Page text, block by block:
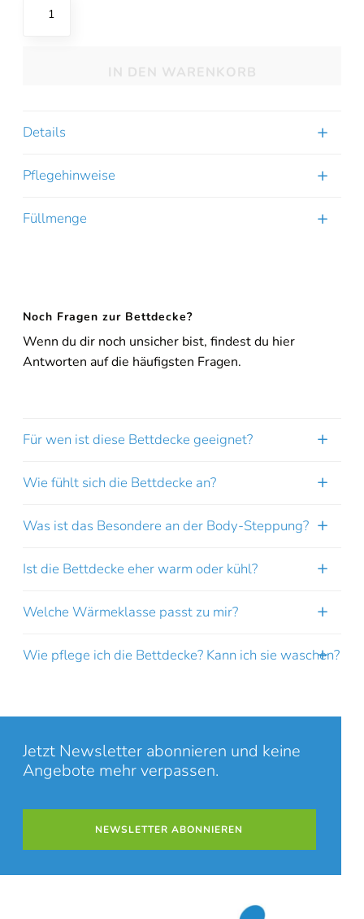
IN DEN WARENKORB
Details
Pflegehinweise
Füllmenge
Noch Fragen zur Bettdecke?
Wenn du dir noch unsicher bist, findest du hier
Antworten auf die häufigsten Fragen.
Für wen ist diese Bettdecke geeignet?
Wie fühlt sich die Bettdecke an?
Was ist das Besondere an der Body-Steppung?
Ist die Bettdecke eher warm oder kühl?
Welche Wärmeklasse passt zu mir?
Wie pflege ich die Bettdecke? Kann ich sie waschen?
Online-Beratung Hannover Döhren
Sie sehen gerade einen Platzhalterinhalt von
Weitere Informationen
Jetzt Newsletter abonnieren und keine
Angebote mehr verpassen.
NEWSLETTER ABONNIEREN